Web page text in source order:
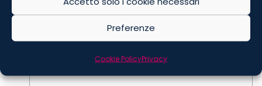
Preferenze
Cookie PolicyPrivacy